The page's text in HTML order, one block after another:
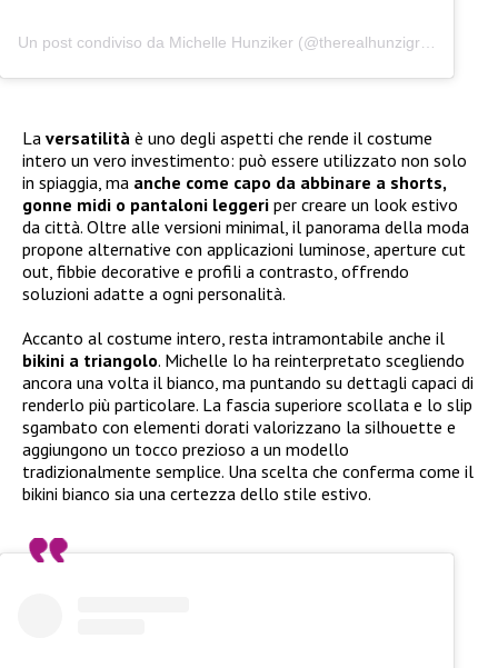
La versatilità è uno degli aspetti che rende il costume
intero un vero investimento: può essere utilizzato non solo
in spiaggia, ma anche come capo da abbinare a shorts,
gonne midi o pantaloni leggeri per creare un look estivo
da città. Oltre alle versioni minimal, il panorama della moda
propone alternative con applicazioni luminose, aperture cut
out, fibbie decorative e profili a contrasto, offrendo
soluzioni adatte a ogni personalità.
Accanto al costume intero, resta intramontabile anche il
bikini a triangolo. Michelle lo ha reinterpretato scegliendo
ancora una volta il bianco, ma puntando su dettagli capaci di
renderlo più particolare. La fascia superiore scollata e lo slip
sgambato con elementi dorati valorizzano la silhouette e
aggiungono un tocco prezioso a un modello
tradizionalmente semplice. Una scelta che conferma come il
bikini bianco sia una certezza dello stile estivo.